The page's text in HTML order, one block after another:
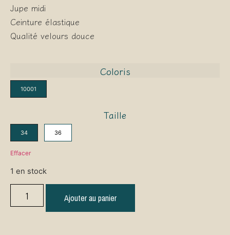
Jupe midi
Ceinture élastique
Qualité velours douce
Coloris
10001
Taille
34 36
Effacer
1 en stock
Ajouter au panier